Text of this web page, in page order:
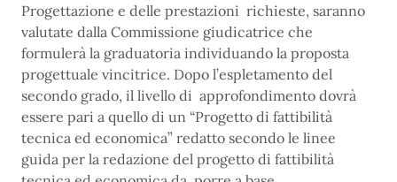
Progettazione e delle prestazioni richieste, saranno
valutate dalla Commissione giudicatrice che
formulerà la graduatoria individuando la proposta
progettuale vincitrice. Dopo l’espletamento del
secondo grado, il livello di approfondimento dovrà
essere pari a quello di un “Progetto di fattibilità
tecnica ed economica” redatto secondo le linee
guida per la redazione del progetto di fattibilità